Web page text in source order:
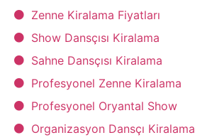
Zenne Kiralama Fiyatları
Show Dansçısı Kiralama
Sahne Dansçısı Kiralama
Profesyonel Zenne Kiralama
Profesyonel Oryantal Show
Organizasyon Dansçı Kiralama